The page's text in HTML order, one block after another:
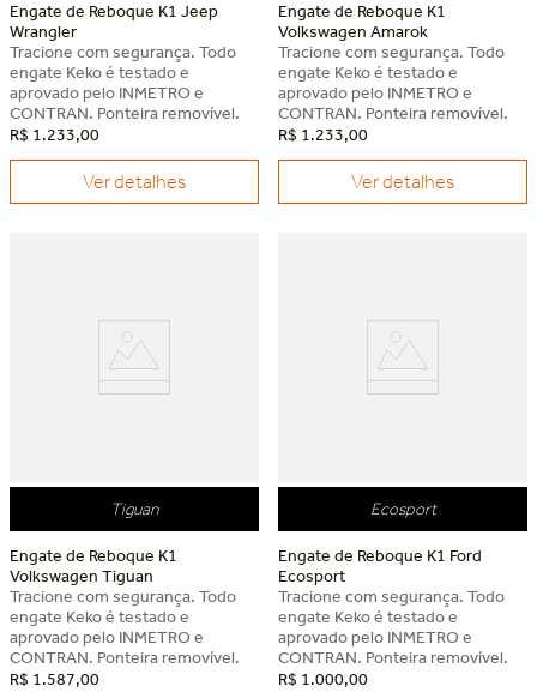
Engate de Reboque K1 Jeep
Wrangler
Tracione com segurança. Todo
engate Keko é testado e
aprovado pelo INMETRO e
CONTRAN. Ponteira removível.
R$ 1.233,00
Ver detalhes
Engate de Reboque K1
Volkswagen Amarok
Tracione com segurança. Todo
engate Keko é testado e
aprovado pelo INMETRO e
CONTRAN. Ponteira removível.
R$ 1.233,00
Ver detalhes
Tiguan
Engate de Reboque K1
Volkswagen Tiguan
Tracione com segurança. Todo
engate Keko é testado e
aprovado pelo INMETRO e
CONTRAN. Ponteira removível.
R$ 1.587,00
Ecosport
Engate de Reboque K1 Ford
Ecosport
Tracione com segurança. Todo
engate Keko é testado e
aprovado pelo INMETRO e
CONTRAN. Ponteira removível.
R$ 1.000,00